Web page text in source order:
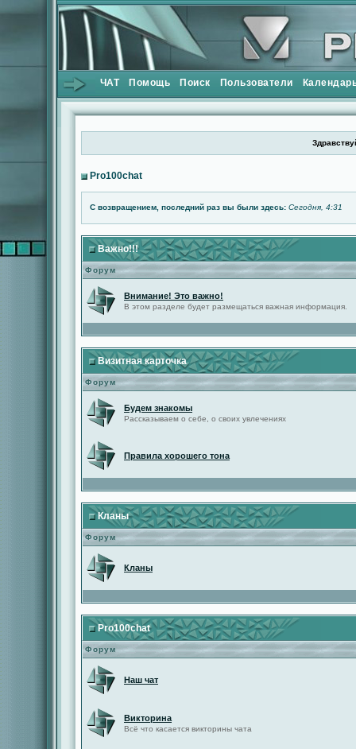
ЧАТ Помощь Поиск Пользователи
Pro100chat
С возвращением, последний раз вы были здесь: Сегодня, 4:31
Важно!!!
Форум
Внимание! Это важно!
В этом разделе будет размещаться важная информация.
Визитная карточка
Форум
Будем знакомы
Рассказываем о себе, о своих увлечениях
Правила хорошего тона
Кланы
Форум
Кланы
Pro100chat
Форум
Наш чат
Викторина
Всё что касается викторины чата